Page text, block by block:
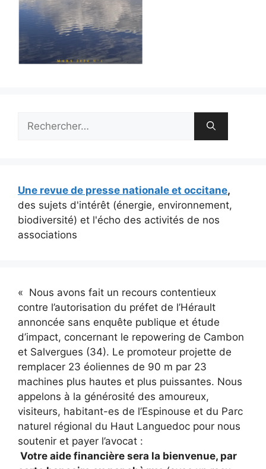
Une revue de presse nationale et occitane,
des sujets d'intérêt (énergie, environnement,
biodiversité) et l'écho des activités de nos
associations
« Nous avons fait un recours contentieux
contre l’autorisation du préfet de l’Hérault
annoncée sans enquête publique et étude
d’impact, concernant le repowering de Cambon
et Salvergues (34). Le promoteur projette de
remplacer 23 éoliennes de 90 m par 23
machines plus hautes et plus puissantes. Nous
appelons à la générosité des amoureux,
visiteurs, habitant-es de l’Espinouse et du Parc
naturel régional du Haut Languedoc pour nous
soutenir et payer l’avocat :
Votre aide financière sera la bienvenue, par